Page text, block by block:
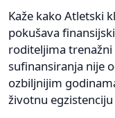
Kaže kako Atletski
pokušava
roditeljima
sufinansiranja nije
ozbiljnijim
životnu